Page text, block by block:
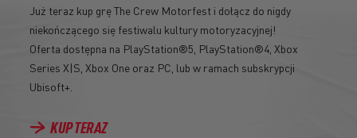
Już teraz kup grę The Crew Motorfest i dołącz do nigdy
niekończącego się festiwalu kultury motoryzacyjnej!
Oferta dostępna na PlayStation®5, PlayStation®4, Xbox
Series X|S, Xbox One oraz PC, lub w ramach subskrypcji
Ubisoft+.
KUP TERAZ